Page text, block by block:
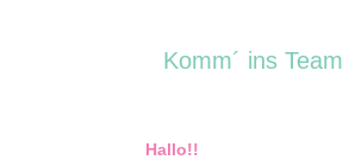
Komm´ ins Team
Hallo!!